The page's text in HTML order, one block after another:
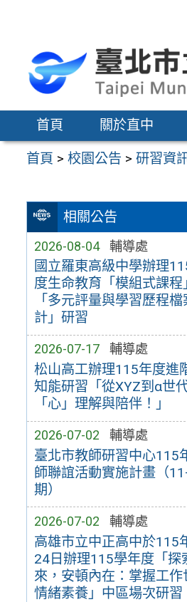
區
首頁 關於直中
首頁 >校園公告 >研習資
相關公告
2026-08-04 輔導處
國立羅東高級中學辦理
度生命教育「模組式課程
「多元評量與學習歷程檔
計」研習
2026-07-17 輔導處
松山高工辦理115年度進
知能研習「從XYZ到α世
「心」理解與陪伴！」
2026-07-02 輔導處
臺北市教師研習中心115
師聯誼活動實施計畫（
期）
2026-07-02 輔導處
高雄市立中正高中於115
24日辦理115學年度「探
來，安頓內在：掌握工作
情緒素養」中區場次研習